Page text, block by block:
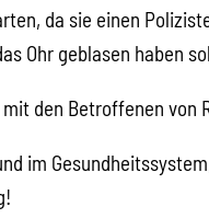
da sie einen
Ohr geblasen haben
den Betroffenen von
im